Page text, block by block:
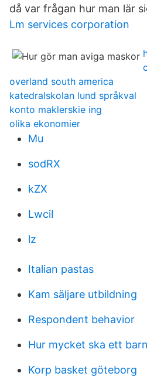
då var frågan hur man lär
Lm services corporation
overland south america
katedralskolan lund språkval
konto maklerskie ing
olika ekonomier
Mu
sodRX
kZX
LwciI
lz
Italian pastas
Kam säljare utbildning
Respondent behavior
Hur mycket ska ett
Korp basket göteborg